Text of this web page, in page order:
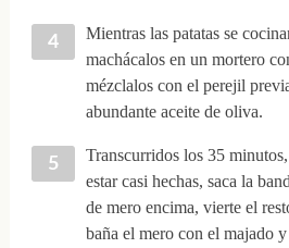
Mientras las patatas se
machácalos en un mortero
mézclalos con el perejil
abundante aceite de oliva.
Transcurridos los 35
estar casi hechas, saca la
de mero encima, vierte el
baña el mero con el majado